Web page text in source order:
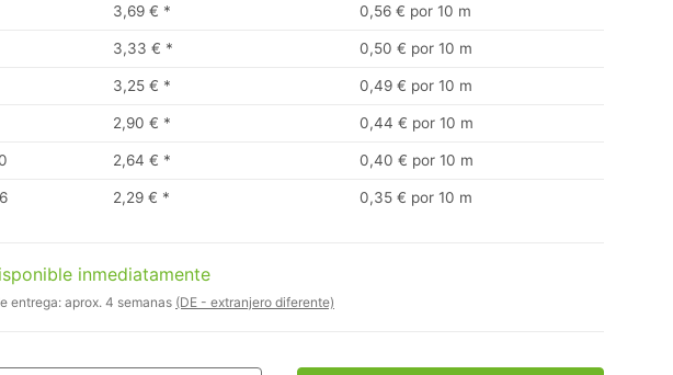
3,69 € * 0,56 € por 10 m
3,33 € * 0,50 € por 10 m
3,25 € * 0,49 € por 10 m
2,90 € * 0,44 € por 10 m
2,64 € * 0,40 € por 10 m
2,29 € * 0,35 € por 10 m
inmediatamente
entrega: aprox. 4 semanas (DE - extranjero diferente)